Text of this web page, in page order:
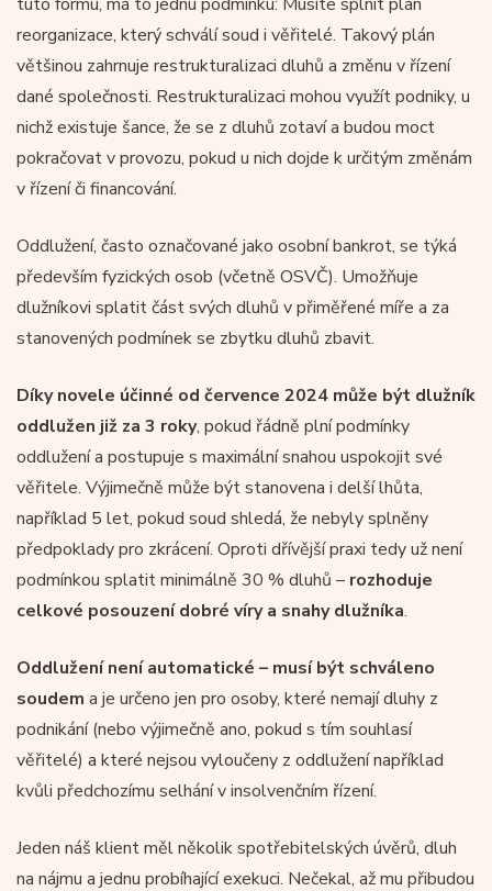
reorganizace, který schválí soud i věřitelé. Takový plán
většinou zahrnuje restrukturalizaci dluhů a změnu v řízení
dané společnosti. Restrukturalizaci mohou využít podniky, u
nichž existuje šance, že se z dluhů zotaví a budou moct
pokračovat v provozu, pokud u nich dojde k určitým změnám
v řízení či financování.
Oddlužení, často označované jako osobní bankrot, se týká
především fyzických osob (včetně OSVČ). Umožňuje
dlužníkovi splatit část svých dluhů v přiměřené míře a za
stanovených podmínek se zbytku dluhů zbavit.
Díky novele účinné od července 2024 může být dlužník
oddlužen již za 3 roky, pokud řádně plní podmínky
oddlužení a postupuje s maximální snahou uspokojit své
věřitele. Výjimečně může být stanovena i delší lhůta,
například 5 let, pokud soud shledá, že nebyly splněny
předpoklady pro zkrácení. Oproti dřívější praxi tedy už není
podmínkou splatit minimálně 30 % dluhů – rozhoduje
celkové posouzení dobré víry a snahy dlužníka.
Oddlužení není automatické – musí být schváleno
soudem a je určeno jen pro osoby, které nemají dluhy z
podnikání (nebo výjimečně ano, pokud s tím souhlasí
věřitelé) a které nejsou vyloučeny z oddlužení například
kvůli předchozímu selhání v insolvenčním řízení.
Jeden náš klient měl několik spotřebitelských úvěrů, dluh
na nájmu a jednu probíhající exekuci. Nečekal, až mu přibudou